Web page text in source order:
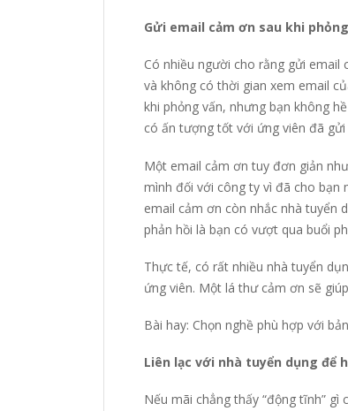
Gửi email cảm ơn sau khi
Có nhiều người cho rằng gửi email
và không có thời gian xem email
khi phỏng vấn, nhưng bạn không
có ấn tượng tốt với ứng viên đã
Một email cảm ơn tuy đơn giản
mình đối với công ty vì đã cho bạn
email cảm ơn còn nhắc nhà tuyển
phản hồi là bạn có vượt qua buổi
Thực tế, có rất nhiều nhà tuyển
ứng viên. Một lá thư cảm ơn sẽ
Bài hay: Chọn nghề phù hợp với
Liên lạc với nhà tuyển dụng để
Nếu mãi chẳng thấy “động tĩnh”